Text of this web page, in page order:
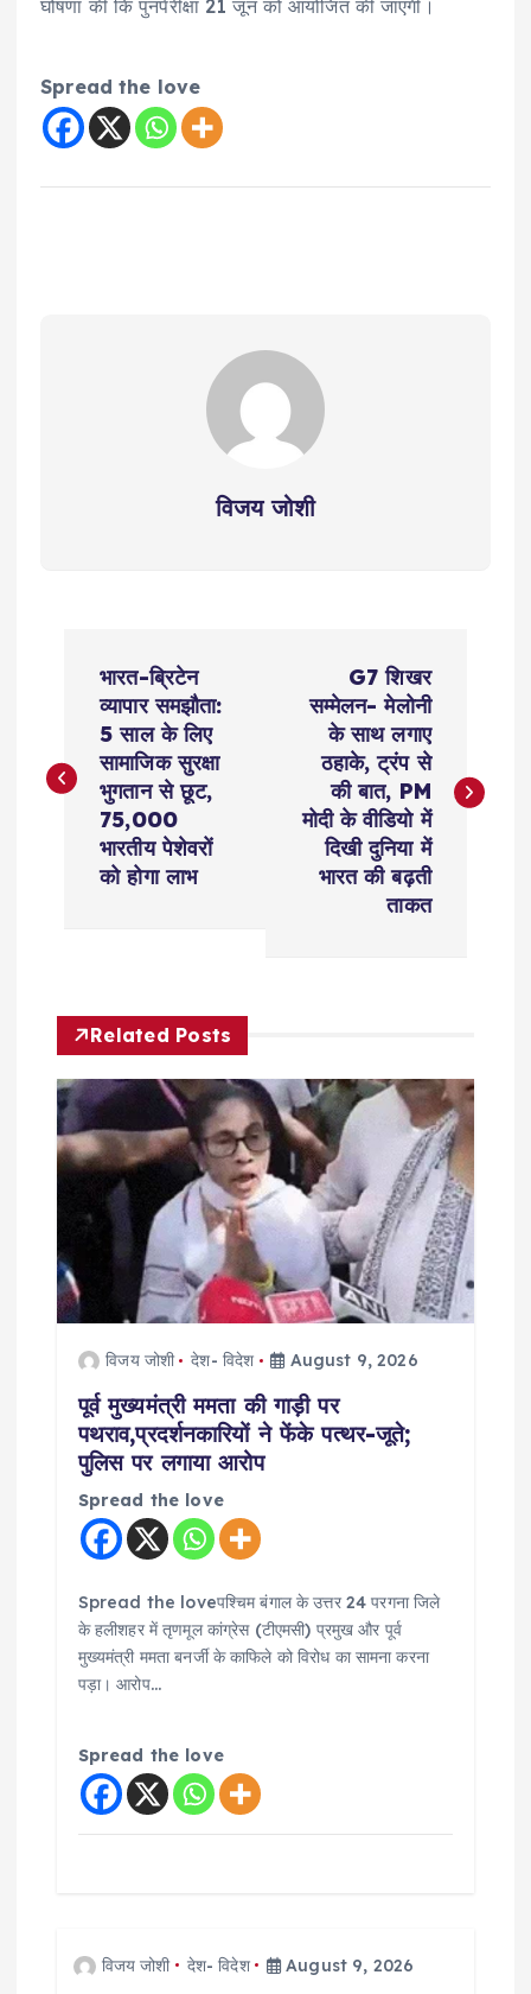
घोषणा की कि पुनर्परीक्षा 21 जून को आयोजित की जाएगी।
Spread the love
विजय जोशी
s
v
g
a
t
भारत-ब्रिटेन
व्यापार समझौता:
5 साल के लिए
सामाजिक सुरक्षा
भुगतान से छूट,
75,000
भारतीय पेशेवरों
को होगा लाभ
G7 शिखर
सम्मेलन- मेलोनी
के साथ लगाए
ठहाके, ट्रंप से
की बात, PM
मोदी के वीडियो में
दिखी दुनिया में
भारत की बढ़ती
ताकत
Related Posts
विजय जोशी देश- विदेश August 9, 2026
पूर्व मुख्यमंत्री ममता की गाड़ी पर
पथराव,प्रदर्शनकारियों ने फेंके पत्थर-जूते;
पुलिस पर लगाया आरोप
Spread the love
Spread the loveपश्चिम बंगाल के उत्तर 24 परगना जिले
के हलीशहर में तृणमूल कांग्रेस (टीएमसी) प्रमुख और पूर्व
मुख्यमंत्री ममता बनर्जी के काफिले को विरोध का सामना करना
पड़ा। आरोप…
Spread the love
विजय जोशी देश- विदेश August 9, 2026